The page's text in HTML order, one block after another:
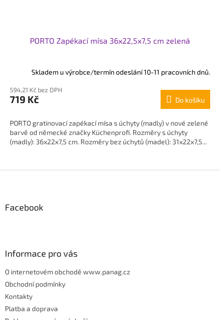
PORTO Zapékací mísa 36x22,5x7,5 cm zelená
Skladem u výrobce/termín odeslání 10-11 pracovních dnů.
594,21 Kč bez DPH
719 Kč Do košíku
PORTO gratinovací zapékací mísa s úchyty (madly) v nové zelené
barvě od německé značky Küchenprofi. Rozměry s úchyty
(madly): 36x22x7,5 cm. Rozměry bez úchytů (madel): 31x22x7,5...
p
aFacebook
Informace pro vás
O internetovém obchodě www.panag.cz
Obchodní podmínky
Kontakty
Platba a doprava